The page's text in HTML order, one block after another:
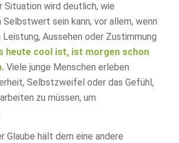
Situation wird deutlich, wie
Selbstwert sein kann, vor allem, wenn
Leistung, Aussehen oder Zustimmung
heute cool ist, ist morgen schon
Viele junge Menschen erleben
Selbstzweifel oder das Gefühl,
zu müssen, um
Glaube hält dem eine andere